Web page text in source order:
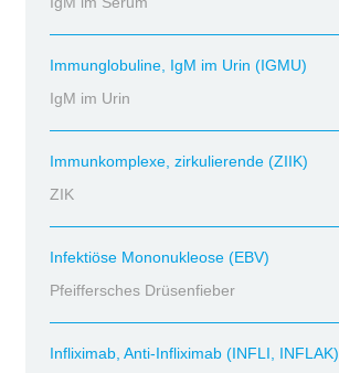
Immunglobuline, IgM im Urin (IGMU)
IgM im Urin
Immunkomplexe, zirkulierende (ZIIK)
ZIK
Infektiöse Mononukleose (EBV)
Pfeiffersches Drüsenfieber
Infliximab, Anti-Infliximab (INFLI, INFLAK)